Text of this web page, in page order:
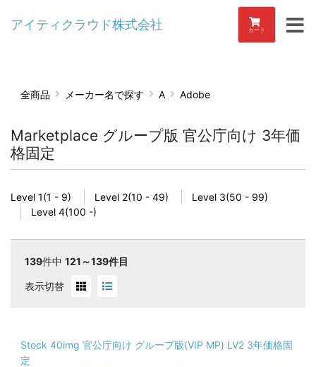
アイティクラウド株式会社 カート
全商品 メーカー名で探す A Adobe
Marketplace グループ版 官公庁向け 3年価
格固定
Level 1(1 - 9) Level 2(10 - 49)
Level 3(50 - 99)
Level 4(100 -)
139件中 121～139件目
表示切替
Stock 40img 官公庁向け グループ版(VIP MP) LV2 3年価格固
定